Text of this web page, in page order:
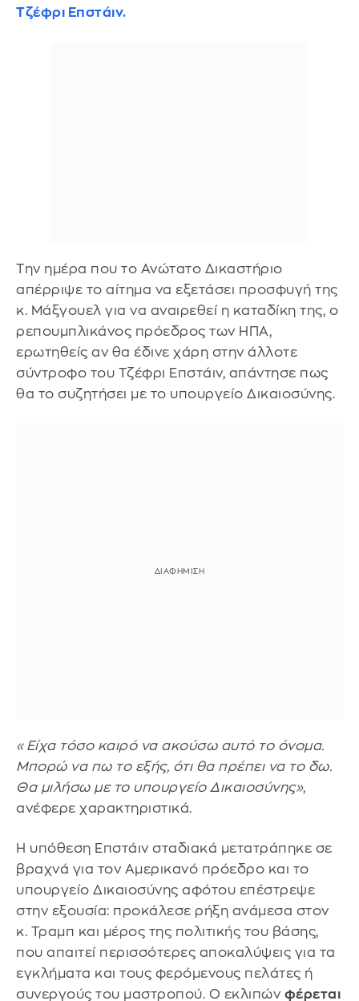
Τζέφρι Επστάιν.
Την ημέρα που το Ανώτατο Δικαστήριο
απέρριψε το αίτημα να εξετάσει προσφυγή της
κ. Μάξγουελ για να αναιρεθεί η καταδίκη της, ο
ρεπουμπλικάνος πρόεδρος των ΗΠΑ,
ερωτηθείς αν θα έδινε χάρη στην άλλοτε
σύντροφο του Τζέφρι Επστάιν, απάντησε πως
θα το συζητήσει με το υπουργείο Δικαιοσύνης.
«Είχα τόσο καιρό να ακούσω αυτό το όνομα.
Μπορώ να πω το εξής, ότι θα πρέπει να το δω.
Θα μιλήσω με το υπουργείο Δικαιοσύνης»,
ανέφερε χαρακτηριστικά.
Η υπόθεση Επστάιν σταδιακά μετατράπηκε σε
βραχνά για τον Αμερικανό πρόεδρο και το
υπουργείο Δικαιοσύνης αφότου επέστρεψε
στην εξουσία: προκάλεσε ρήξη ανάμεσα στον
κ. Τραμπ και μέρος της πολιτικής του βάσης,
που απαιτεί περισσότερες αποκαλύψεις για τα
εγκλήματα και τους φερόμενους πελάτες ή
συνεργούς του μαστροπού. Ο εκλιπών φέρεται